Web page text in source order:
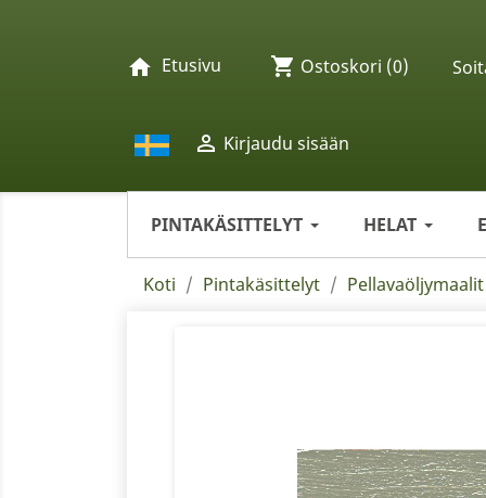
home Etusivu
 Kirjaudu sisään
shopping_cart Ostoskori (0)
PINTAKÄSITTELYT HELAT
Koti Pintakäsittelyt Pellavaöljymaalit